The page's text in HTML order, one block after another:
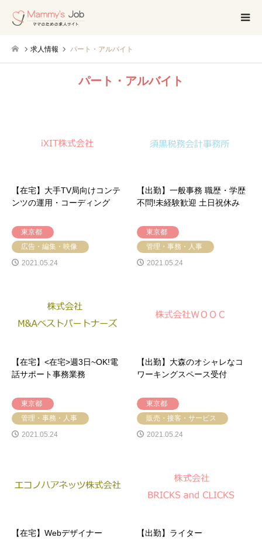
求人情報 パート・アルバイト
パート・アルバイト
【在宅】大手TV局向けコンテ
ンツの運用・コーディング
東京都
広告・編集・映像
2021.05.24
【出勤】一般事務 職歴・学歴
不問!未経験歓迎 土日祝休み
東京都
管理・事務・人事
2021.05.24
【在宅】<在宅>週3日~OK!電
話サポート事務業務
東京都
管理・事務・人事
2021.05.24
【出勤】大森のオシャレなコ
ワーキングスペース受付
東京都
販売・接客・サービス
2021.05.24
【在宅】Webデザイナー 【出勤】ライター